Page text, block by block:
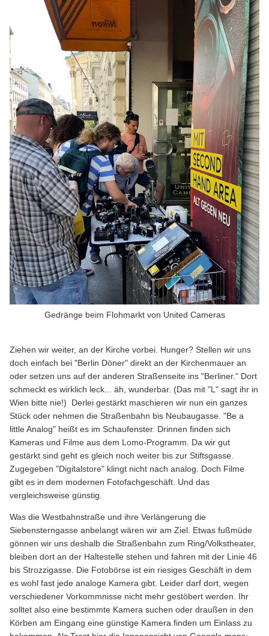
Gedränge beim Flohmarkt von United Cameras
Ziehen wir weiter, an der Kirche vorbei. Hunger? Stellen wir uns
doch einfach bei "Berlin Döner" direkt an der Kirchenmauer an
oder setzen uns auf der anderen Straßenseite ins "Berliner." Dort
schmeckt es wirklich leck... äh, wunderbar. (Das mit "L" sagt ihr in
Wien bitte nie!) Derlei gestärkt maschieren wir nun ein ganzes
Stück oder nehmen die Straßenbahn bis Neubaugasse. "Be a
little Analog" heißt es im Schaufenster. Drinnen finden sich
Kameras und Filme aus dem Lomo-Programm. Da wir gut
gestärkt sind geht es gleich noch weiter bis zur Stiftsgasse.
Zugegeben "Digitalstore" klingt nicht nach analog. Doch Filme
gibt es in dem modernen Fotofachgeschäft. Und das
vergleichsweise günstig.
Was die Westbahnstraße und ihre Verlängerung die
Siebensterngasse anbelangt wären wir am Ziel. Etwas fußmüde
gönnen wir uns deshalb die Straßenbahn zum Ring/Volkstheater,
bleiben dort an der Haltestelle stehen und fahren mit der Linie 46
bis Strozzigasse. Die Fotobörse ist ein riesiges Geschäft in dem
es wohl fast jede analoge Kamera gibt. Leider darf dort, wegen
verschiedener Vorkommnisse nicht mehr gestöbert werden. Ihr
solltet also eine bestimmte Kamera suchen oder draußen in den
Körben am Eingang eine günstige Kamera finden um Einlass zu